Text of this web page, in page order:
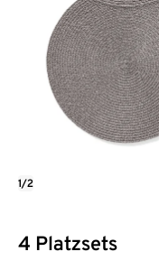
4 Platzsets
1/2